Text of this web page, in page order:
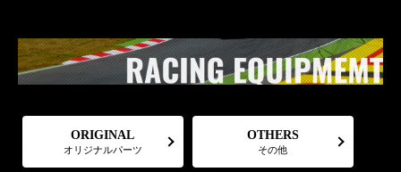
ORIGINAL
オリジナルパーツ
OTHERS
その他